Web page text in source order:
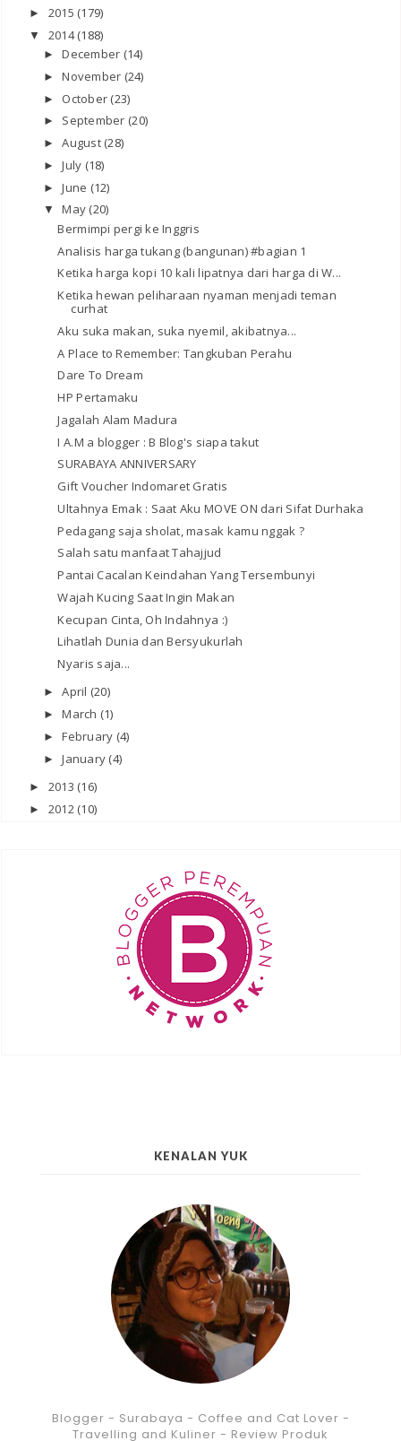
► 2015 (179)
▼ 2014(188)
►December (14)
►November (24)
► October (23)
► September (20)
►August (28)
►July (18)
►June (12)
▼May (20)
Bermimpi pergi ke Inggris
Analisis harga tukang (bangunan) #bagian 1
Ketika harga kopi 10 kali lipatnya dari harga di W...
Ketika hewan peliharaan nyaman menjadi teman
curhat
Aku suka makan, suka nyemil, akibatnya...
A Place to Remember: Tangkuban Perahu
Dare To Dream
HP Pertamaku
Jagalah Alam Madura
I A.M a blogger : B Blog's siapa takut
SURABAYA ANNIVERSARY
Gift Voucher Indomaret Gratis
Ultahnya Emak : Saat Aku MOVE ON dari Sifat Durhaka
Pedagang saja sholat, masak kamu nggak ?
Salah satu manfaat Tahajjud
Pantai Cacalan Keindahan Yang Tersembunyi
Wajah Kucing Saat Ingin Makan
Kecupan Cinta, Oh Indahnya :)
Lihatlah Dunia dan Bersyukurlah
Nyaris saja...
►April (20)
►March (1)
►February (4)
►January (4)
► 2013 (16)
► 2012 (10)
KENALAN YUK
Blogger - Surabaya - Coffee and Cat Lover -
Travelling and Kuliner - Review Produk